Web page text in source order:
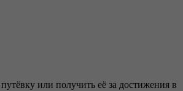
или получить её за достижения в